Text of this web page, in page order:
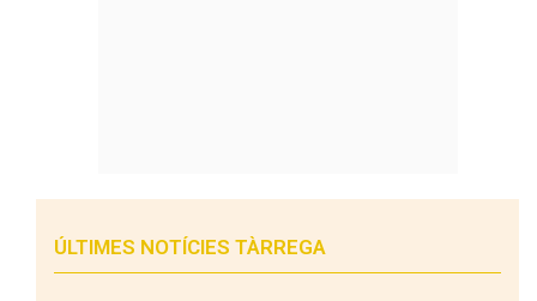
ÚLTIMES NOTÍCIES TÀRREGA